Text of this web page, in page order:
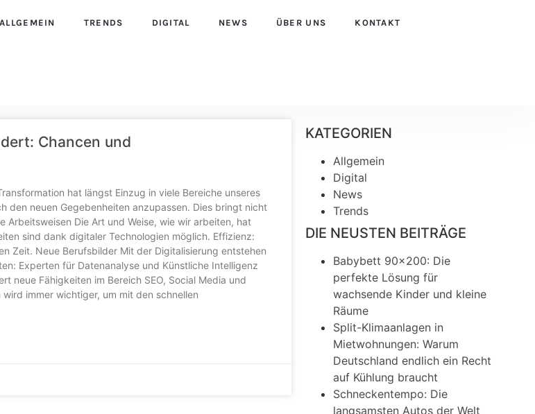
ALLGEMEIN TRENDS DIGITAL NEWS ÜBER UNS KONTAKT
Chancen und
hat längst Einzug in viele Bereiche unseres
den neuen Gegebenheiten anzupassen. Dies bringt nicht
Arbeitsweisen Die Art und Weise, wie wir arbeiten, hat
sind dank digitaler Technologien möglich. Effizienz:
Zeit. Neue Berufsbilder Mit der Digitalisierung entstehen
Experten für Datenanalyse und Künstliche Intelligenz
neue Fähigkeiten im Bereich SEO, Social Media und
immer wichtiger, um mit den schnellen
KATEGORIEN
Allgemein
Digital
News
Trends
DIE NEUSTEN BEITRÄGE
Babybett 90×200: Die
perfekte Lösung für
wachsende Kinder und kleine
Räume
Split-Klimaanlagen in
Mietwohnungen: Warum
Deutschland endlich ein Recht
auf Kühlung braucht
Schneckentempo: Die
langsamsten Autos der Welt